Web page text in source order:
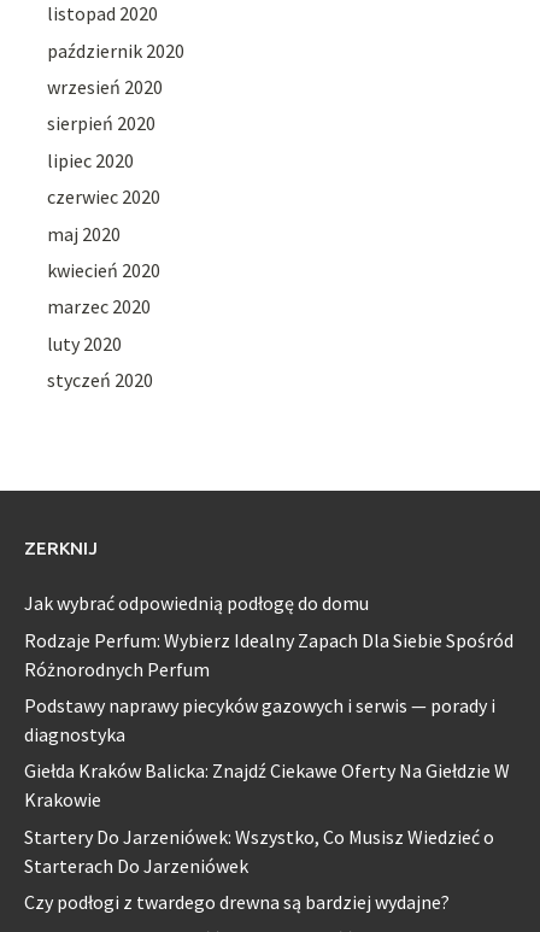
listopad 2020
październik 2020
wrzesień 2020
sierpień 2020
lipiec 2020
czerwiec 2020
maj 2020
kwiecień 2020
marzec 2020
luty 2020
styczeń 2020
ZERKNIJ
Jak wybrać odpowiednią podłogę do domu
Rodzaje Perfum: Wybierz Idealny Zapach Dla Siebie Spośród
Różnorodnych Perfum
Podstawy naprawy piecyków gazowych i serwis — porady i
diagnostyka
Giełda Kraków Balicka: Znajdź Ciekawe Oferty Na Giełdzie W
Krakowie
Startery Do Jarzeniówek: Wszystko, Co Musisz Wiedzieć o
Starterach Do Jarzeniówek
Czy podłogi z twardego drewna są bardziej wydajne?